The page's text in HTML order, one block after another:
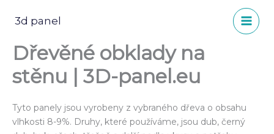
3d panel
Dřevěné obklady na
stěnu | 3D-panel.eu
Tyto panely jsou vyrobeny z vybraného dřeva o obsahu
vlhkosti 8-9%. Druhy, které používáme, jsou dub, černý